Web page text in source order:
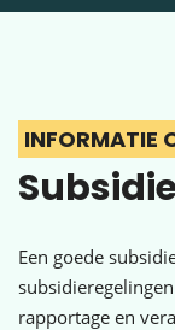
INFORMATIE
Een goede
rapportage en